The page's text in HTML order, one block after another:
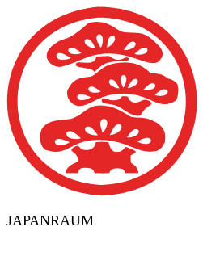
JAPANRAUM